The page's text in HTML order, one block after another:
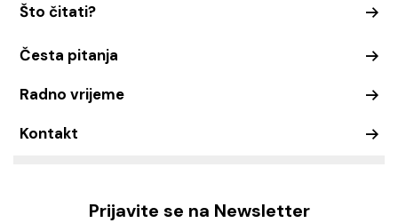
Što čitati?
Česta pitanja
Radno vrijeme
Kontakt
Prijavite se na Newsletter